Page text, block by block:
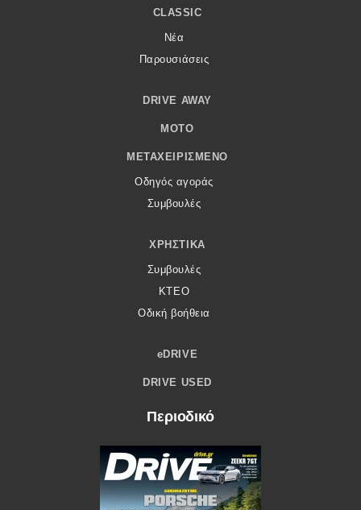
CLASSIC
Νέα
Παρουσιάσεις
DRIVE AWAY
MOTO
ΜΕΤΑΧΕΙΡΙΣΜΈΝΟ
Οδηγός αγοράς
Συμβουλές
ΧΡΗΣΤΙΚΆ
Συμβουλές
ΚΤΕΟ
Οδική βοήθεια
eDRIVE
DRIVE USED
Περιοδικό